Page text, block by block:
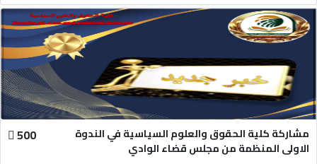
مشاركة كلية الحقوق والعلوم السياسية في الندوة
الاولى المنظمة من مجلس قضاء الوادي
500